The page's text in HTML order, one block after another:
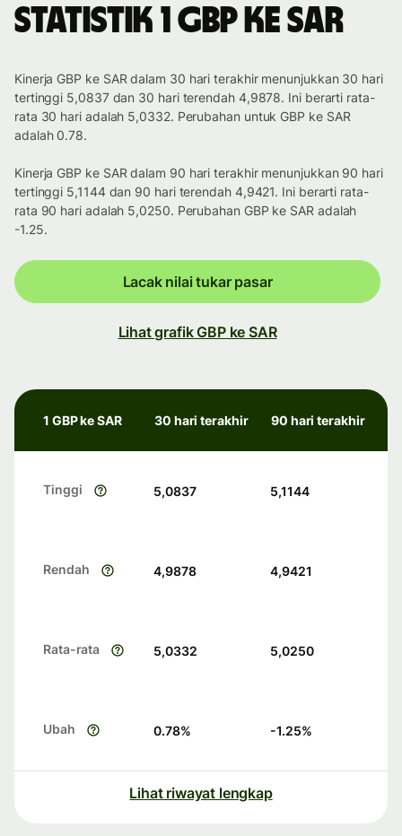
Statistik 1 GBP ke SAR
Kinerja GBP ke SAR dalam 30 hari terakhir menunjukkan 30 hari
tertinggi 5,0837 dan 30 hari terendah 4,9878. Ini berarti rata-
rata 30 hari adalah 5,0332. Perubahan untuk GBP ke SAR
adalah 0.78.
Kinerja GBP ke SAR dalam 90 hari terakhir menunjukkan 90 hari
tertinggi 5,1144 dan 90 hari terendah 4,9421. Ini berarti rata-
rata 90 hari adalah 5,0250. Perubahan GBP ke SAR adalah
-1.25.
Lacak nilai tukar pasar
Lihat grafik GBP ke SAR
1 GBP ke SAR 30 hari terakhir 90 hari terakhir
Tinggi 5,0837 5,1144
Rendah 4,9878 4,9421
Rata-rata 5,0332 5,0250
Ubah 0.78% -1.25%
Lihat riwayat lengkap